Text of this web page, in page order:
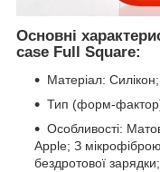
Основні
case Full Square:
Матеріал: Силікон;
Тип (форм-
Особливості:
Apple; З
бездротової